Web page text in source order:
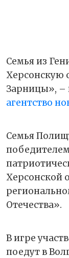
Семья из
Херсонскую
Зарницы»,
агентство
Семья
Херсонской
Отечества».
В игре
поедут в